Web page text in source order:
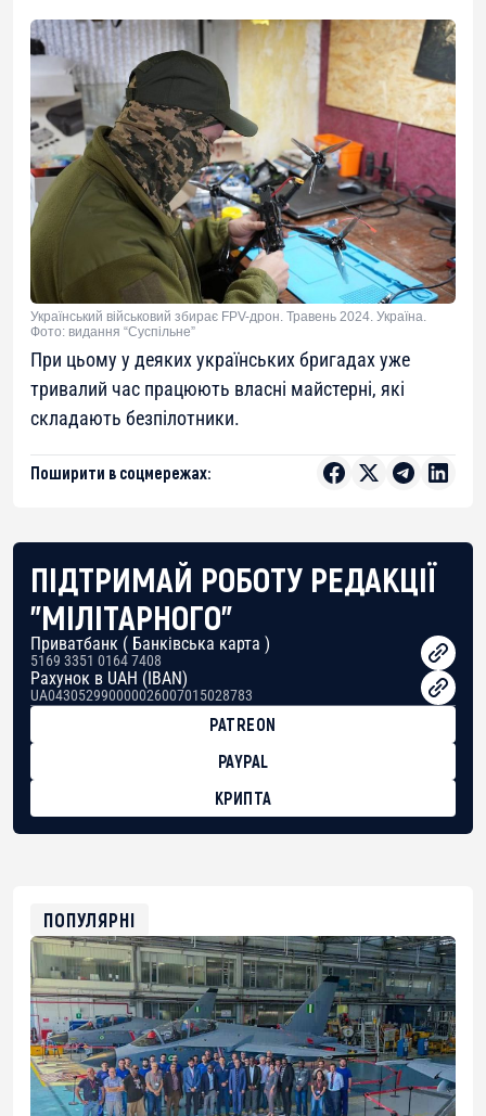
Український військовий збирає FPV-дрон. Травень 2024. Україна.
Фото: видання “Суспільне”
При цьому у деяких українських бригадах уже
тривалий час працюють власні майстерні, які
складають безпілотники.
Поширити в соцмережах:
ПІДТРИМАЙ РОБОТУ РЕДАКЦІЇ
"МІЛІТАРНОГО"
Приватбанк ( Банківська карта )
5169 3351 0164 7408
Рахунок в UAH (IBAN)
UA043052990000026007015028783
PATREON
PAYPAL
КРИПТА
0xfD02863D3289416fcF50975c9DFda13623f97758
ПОПУЛЯРНІ